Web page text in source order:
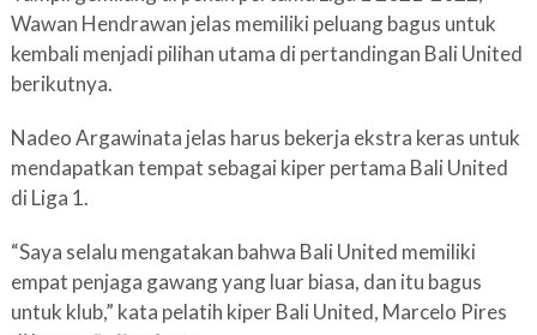
Wawan Hendrawan jelas memiliki peluang bagus untuk
kembali menjadi pilihan utama di pertandingan Bali United
berikutnya.
Nadeo Argawinata jelas harus bekerja ekstra keras untuk
mendapatkan tempat sebagai kiper pertama Bali United
di Liga 1.
“Saya selalu mengatakan bahwa Bali United memiliki
empat penjaga gawang yang luar biasa, dan itu bagus
untuk klub,” kata pelatih kiper Bali United, Marcelo Pires